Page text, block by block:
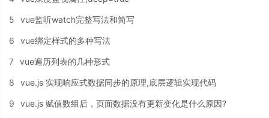
5 vue监听watch完整写法和简写
6 vue绑定样式的多种写法
7 vue遍历列表的几种形式
8 vue.js 实现响应式数据同步的原理,底层逻辑实现代码
9 vue.js 赋值数组后，页面数据没有更新变化是什么原因?